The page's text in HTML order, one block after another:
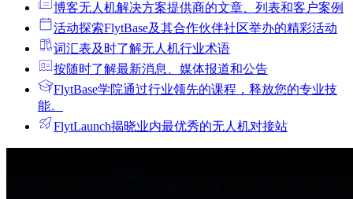
博客无人机解决方案提供商的文章、列表和客户案例
活动探索FlytBase及其合作伙伴社区举办的精彩活动
词汇表及时了解无人机行业术语
按随时了解最新消息、媒体报道和公告
FlytBase学院通过行业领先的课程，释放您的专业技
能。
FlytLaunch揭晓业内最优秀的无人机对接站